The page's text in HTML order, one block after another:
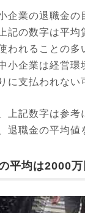
企業の退職金
記の数字は平
われることの
小企業は経営
に支払われない
上記数字は参
退職金の平均値
平均は2000